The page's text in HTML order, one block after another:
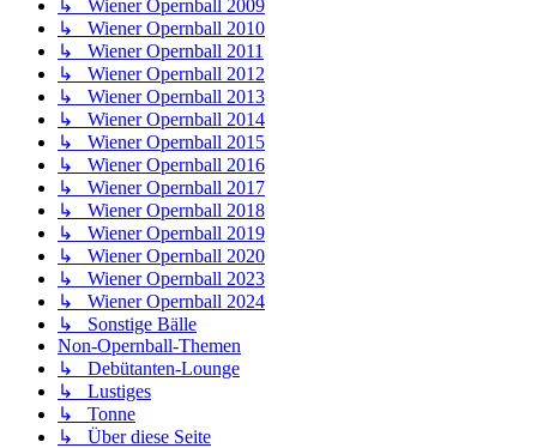
↳ Wiener Opernball 2009
↳ Wiener Opernball 2010
↳ Wiener Opernball 2011
↳ Wiener Opernball 2012
↳ Wiener Opernball 2013
↳ Wiener Opernball 2014
↳ Wiener Opernball 2015
↳ Wiener Opernball 2016
↳ Wiener Opernball 2017
↳ Wiener Opernball 2018
↳ Wiener Opernball 2019
↳ Wiener Opernball 2020
↳ Wiener Opernball 2023
↳ Wiener Opernball 2024
↳ Sonstige Bälle
Non-Opernball-Themen
↳ Debütanten-Lounge
↳ Lustiges
↳ Tonne
↳ Über diese Seite